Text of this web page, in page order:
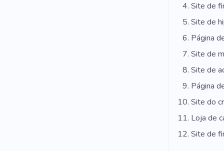
Site de
Site de
Página
Site de
Site de
Página
Site do
Loja de
Site de